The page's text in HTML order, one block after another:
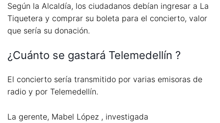
Según la Alcaldía, los ciudadanos debían ingresar a La
Tiquetera y comprar su boleta para el concierto, valor
que sería su donación.
¿Cuánto se gastará Telemedellín ?
El concierto sería transmitido por varias emisoras de
radio y por Telemedellín.
La gerente, Mabel López , investigada